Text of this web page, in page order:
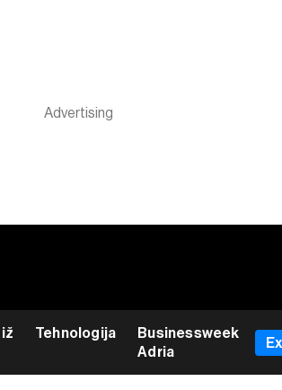
Tehnologija
Businessweek
Adria